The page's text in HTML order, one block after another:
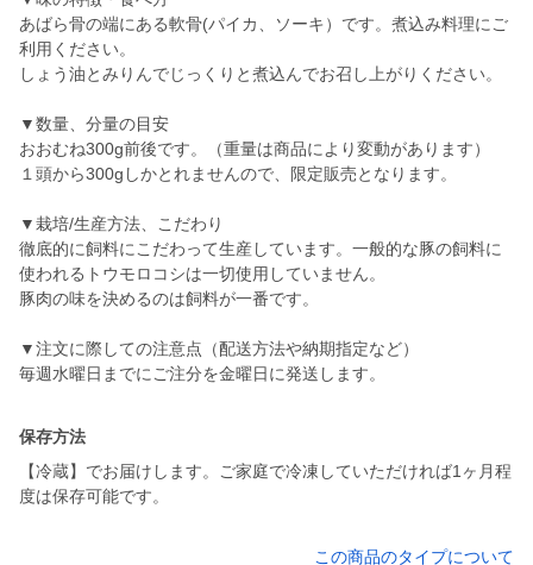
あばら骨の端にある軟骨(パイカ、ソーキ）です。煮込み料理にご
利用ください。
しょう油とみりんでじっくりと煮込んでお召し上がりください。
▼数量、分量の目安
おおむね300g前後です。（重量は商品により変動があります）
１頭から300gしかとれませんので、限定販売となります。
▼栽培/生産方法、こだわり
徹底的に飼料にこだわって生産しています。一般的な豚の飼料に
使われるトウモロコシは一切使用していません。
豚肉の味を決めるのは飼料が一番です。
▼注文に際しての注意点（配送方法や納期指定など）
毎週水曜日までにご注分を金曜日に発送します。
保存方法
【冷蔵】でお届けします。ご家庭で冷凍していただければ1ヶ月程
度は保存可能です。
この商品のタイプについて